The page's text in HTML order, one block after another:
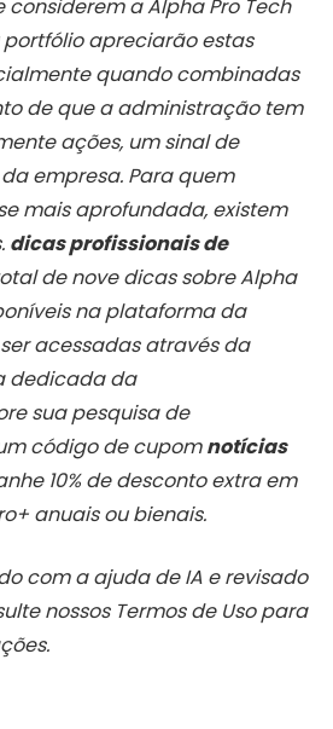
considerem a Alpha Pro Tech
apreciarão estas
quando combinadas
de que a administração tem
ações, um sinal de
empresa. Para quem
mais aprofundada, existem
dicas profissionais de
de nove dicas sobre Alpha
na plataforma da
acessadas através da
dedicada da
sua pesquisa de
código de cupomnotícias
10% de desconto extra em
anuais ou bienais.
com a ajuda de IA e revisado
nossos Termos de Uso para